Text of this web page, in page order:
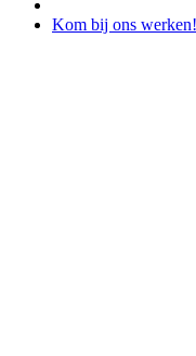
Kom bij ons werken!